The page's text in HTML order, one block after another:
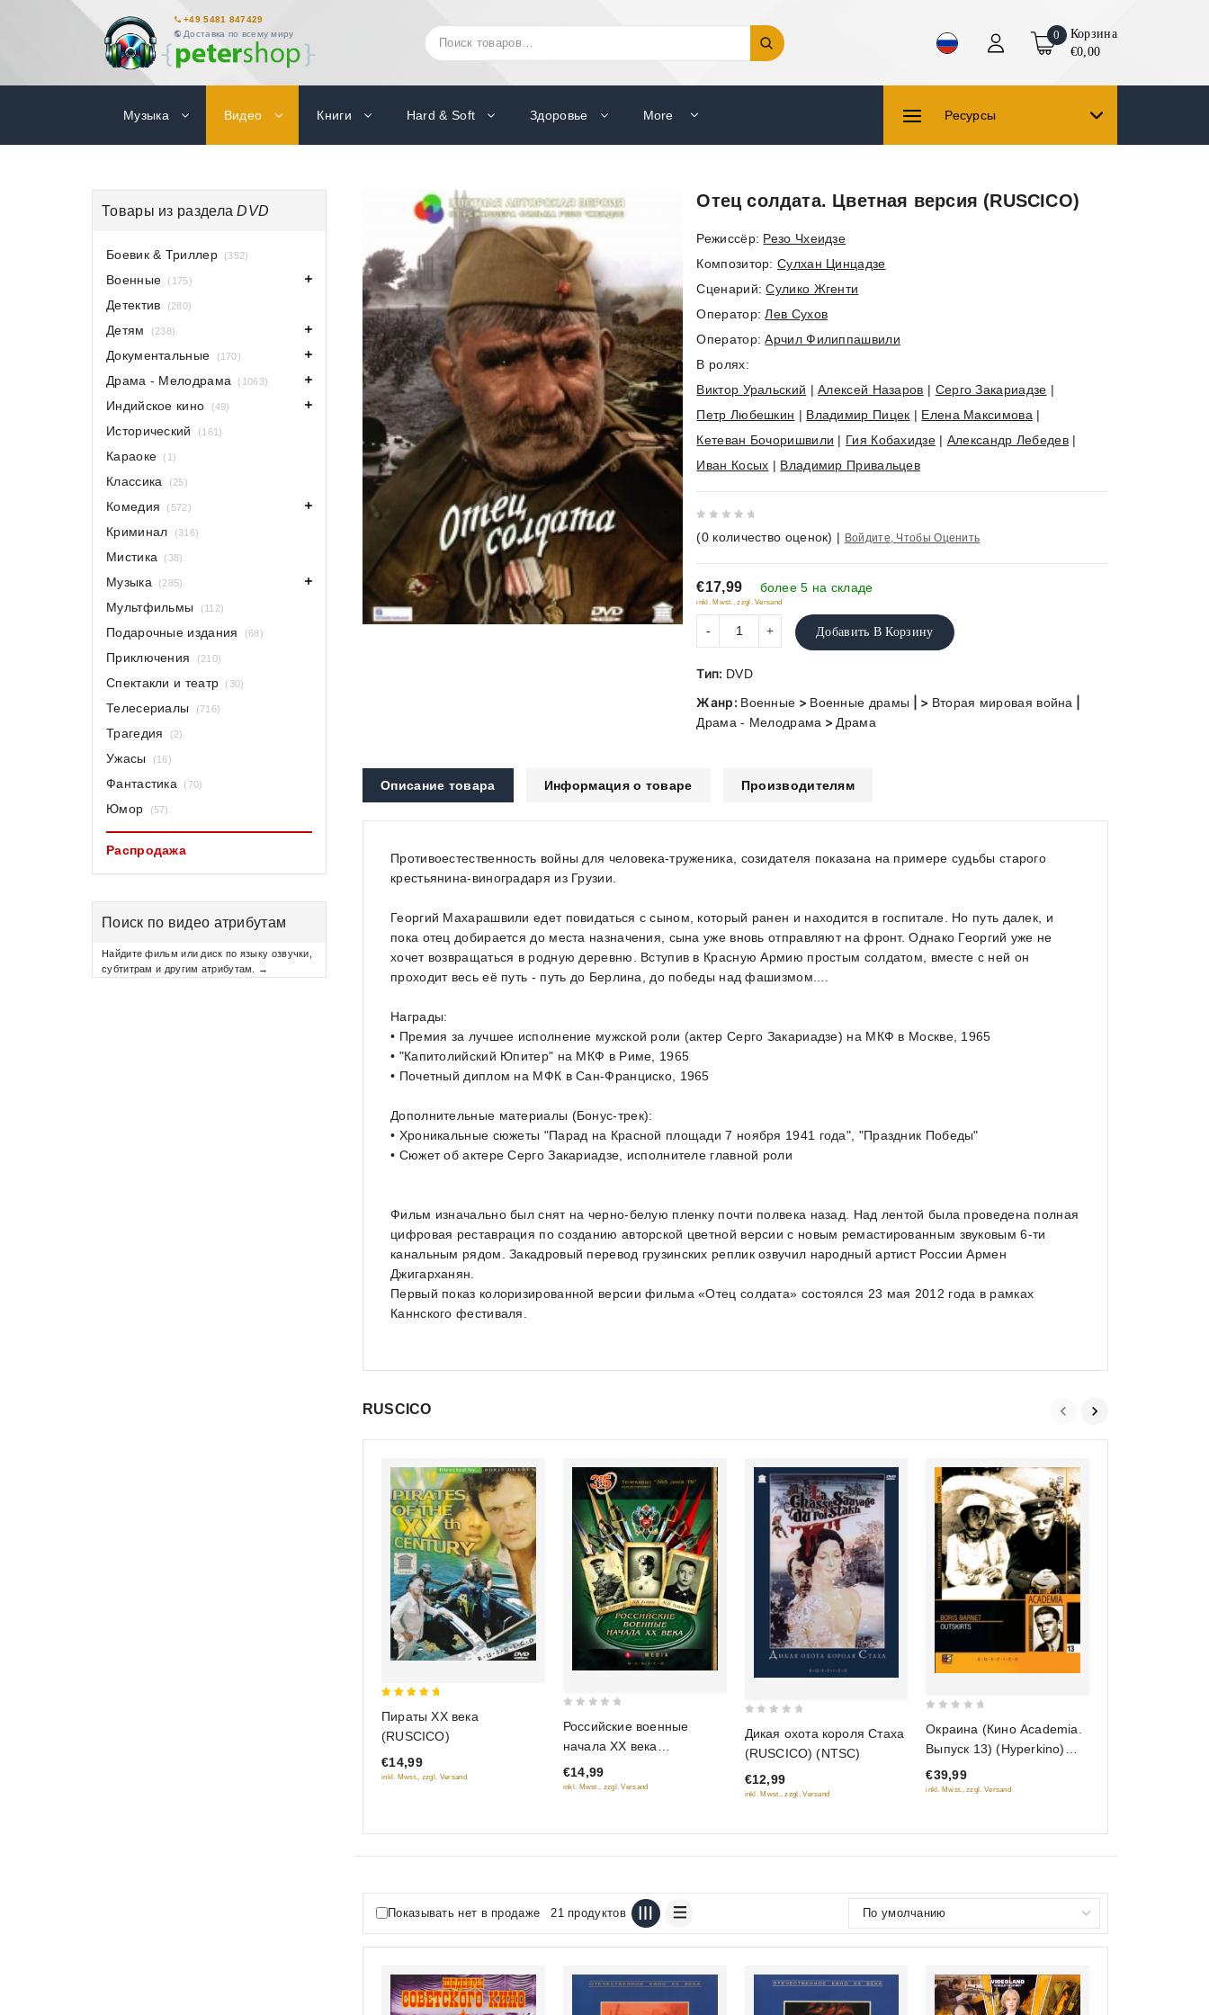
+49 5481 847429
Доставка по всему миру
Искать: 0
Корзина
€0,00
Музыка Видео Книги Hard & Soft Здоровье More Ресурсы
Отец солдата. Цветная версия (RUSCICO)
Режиссёр: Резо Чхеидзе
Композитор:Сулхан Цинцадзе
Cценарий:Сулико Жгенти
Оператор:Лев Сухов
Оператор:Арчил Филиппашвили
В ролях:
Виктор Уральский |Алексей Назаров | Серго Закариадзе |
Петр Любешкин | Владимир Пицек | Елена Максимова |
Кетеван Бочоришвили | Гия Кобахидзе| Александр Лебедев |
Иван Косых | Владимир Привальцев
out
of
5
(0 количество оценок) | Войдите, Чтобы Оценить
€17,99 более 5 на складе
inkl. Mwst., zzgl. Versand
Добавить В Корзину
Тип: DVD
Жанр: Военные > Военные драмы | > Вторая мировая война
Драма - Мелодрама > Драма
Описание товара Информация о товаре Производителям
Противоестественность войны для человека-труженика, созидателя показана на примере судьбы старого
крестьянина-виноградаря из Грузии.
Георгий Махарашвили едет повидаться с сыном, который ранен и находится в госпитале. Но путь далек, и
пока отец добирается до места назначения, сына уже вновь отправляют на фронт. Однако Георгий уже не
хочет возвращаться в родную деревню. Вступив в Красную Армию простым солдатом, вместе с ней он
проходит весь её путь - путь до Берлина, до победы над фашизмом....
Награды:
• Премия за лучшее исполнение мужской роли (актер Серго Закариадзе) на МКФ в Москве, 1965
• "Капитолийский Юпитер" на МКФ в Риме, 1965
• Почетный диплом на МФК в Сан-Франциско, 1965
Дополнительные материалы (Бонус-трек):
• Хроникальные сюжеты "Парад на Красной площади 7 ноября 1941 года", "Праздник Победы"
• Сюжет об актере Серго Закариадзе, исполнителе главной роли
Фильм изначально был снят на черно-белую пленку почти полвека назад. Над лентой была проведена полная
цифровая реставрация по созданию авторской цветной версии c новым ремастированным звуковым 6-ти
канальным рядом. Закадровый перевод грузинских реплик озвучил народный артист России Армен
Джигарханян.
Первый показ колоризированной версии фильма «Отец солдата» состоялся 23 мая 2012 года в рамках
Каннского фестиваля.
RUSCICO
out of 5
Пираты XX века
(RUSCICO)
€14,99
inkl. Mwst., zzgl. Versand
of
5
Российские военные
начала XX века
(RUSCICO)
€14,99
inkl. Mwst., zzgl. Versand
out
of
5
Дикая охота короля Стаха
(RUSCICO) (NTSC)
€12,99
inkl. Mwst., zzgl. Versand
out
of
5
Окраина (Кино Academia.
Выпуск 13) (Hyperkino)
(RUSCICO) (2 DVD)
€39,99
inkl. Mwst., zzgl. Versand
Показывать нет в продаже 21 продуктов
Товары из разделаDVD
Боевик & Триллер (352)
Военные (175)
Детектив (280)
Детям (238)
Документальные (170)
Драма - Мелодрама (1063)
Индийское кино (49)
Исторический (161)
Караоке (1)
Классика (25)
Комедия (572)
Криминал (316)
Мистика (38)
Музыка (285)
Мультфильмы (112)
Подарочные издания (68)
Приключения (210)
Спектакли и театр (30)
Телесериалы (716)
Трагедия (2)
Ужасы (16)
Фантастика (70)
Юмор (57)
Распродажа
Поиск по видео атрибутам
Найдите фильм или диск по языку озвучки,
субтитрам и другим атрибутам. →